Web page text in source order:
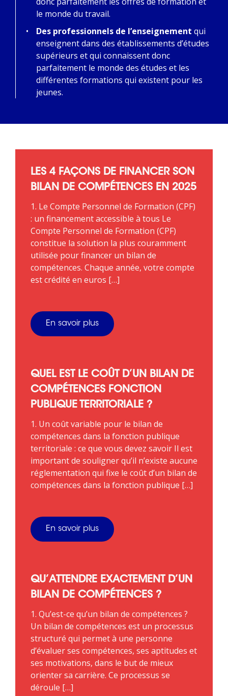
le monde du travail.
Des professionnels de l’enseignement qui
enseignent dans des établissements d’études
supérieurs et qui connaissent donc
parfaitement le monde des études et les
différentes formations qui existent pour les
jeunes.
LES 4 FAÇONS DE FINANCER SON
BILAN DE COMPÉTENCES EN 2025
1. Le Compte Personnel de Formation (CPF)
: un financement accessible à tous Le
Compte Personnel de Formation (CPF)
constitue la solution la plus couramment
utilisée pour financer un bilan de
compétences. Chaque année, votre compte
est crédité en euros […]
En savoir plus
QUEL EST LE COÛT D’UN BILAN DE
COMPÉTENCES FONCTION
PUBLIQUE TERRITORIALE ?
1. Un coût variable pour le bilan de
compétences dans la fonction publique
territoriale : ce que vous devez savoir Il est
important de souligner qu’il n’existe aucune
réglementation qui fixe le coût d’un bilan de
compétences dans la fonction publique […]
En savoir plus
QU’ATTENDRE EXACTEMENT D’UN
BILAN DE COMPÉTENCES ?
1. Qu’est-ce qu’un bilan de compétences ?
Un bilan de compétences est un processus
structuré qui permet à une personne
d’évaluer ses compétences, ses aptitudes et
ses motivations, dans le but de mieux
orienter sa carrière. Ce processus se
déroule […]